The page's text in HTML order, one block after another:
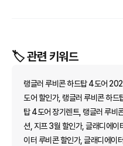
🏷️ 관련 키워드
랭글러 루비콘 하드탑 4도어
도어 할인가, 랭글러 루비콘 하
탑 4도어 장기렌트, 랭글러 루비
션, 지프 3월 할인가, 글래디에
이터 루비콘 할인가, 글래디에이